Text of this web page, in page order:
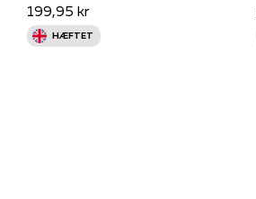
199,95 kr
HÆFTET